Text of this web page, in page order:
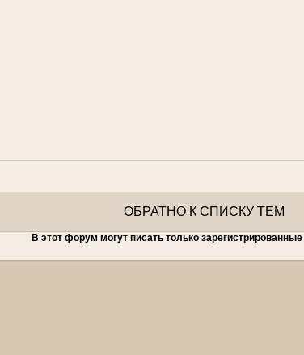
ОБРАТНО К СПИСКУ ТЕМ
В этот форум могут писать только